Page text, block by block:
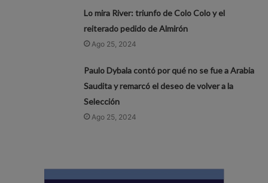
Lo mira River: triunfo de Colo Colo y el
reiterado pedido de Almirón
Ago 25, 2024
Paulo Dybala contó por qué no se fue a Arabia
Saudita y remarcó el deseo de volver a la
Selección
Ago 25, 2024